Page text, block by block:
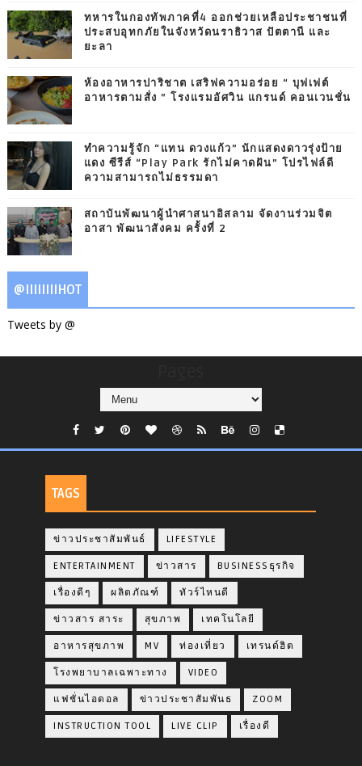
ทหารในกองทัพภาคที่4 ออกช่วยเหลือประชาชนที่
ประสบอุทกภัยในจังหวัดนราธิวาส ปัตตานี และ
ยะลา
ห้องอาหารปาริชาต เสริฟความอร่อย “ บุฟเฟต์
อาหารตามสั่ง ” โรงแรมอัศวิน แกรนด์ คอนเวนชั่น
ทำความรู้จัก “แทน ดวงแก้ว” นักแสดงดาวรุ่งป้าย
แดง ซีรีส์ “Play Park รักไม่คาดฝัน” โปรไฟล์ดี
ความสามารถไม่ธรรมดา
สถาบันพัฒนาผู้นำศาสนาอิสลาม จัดงานร่วมจิต
อาสา พัฒนาสังคม ครั้งที่ 2
@IIIIIIIIHOT
Tweets by @
TAGS
ข่าวประชาสัมพันธ์ LIFESTYLE
ENTERTAINMENT ข่าวสาร BUSINESSธุรกิจ
เรื่องดีๆ ผลิตภัณฑ์ ทัวร์ไหนดี
ข่าวสาร สาระ สุขภาพ เทคโนโลยี
อาหารสุขภาพ MV ท่องเที่ยว เทรนด์ฮิต
โรงพยาบาลเฉพาะทาง VIDEO
แฟชั่นไอดอล ข่าวประชาสัมพันธ ZOOM
INSTRUCTION TOOL LIVE CLIP เรื่องดี